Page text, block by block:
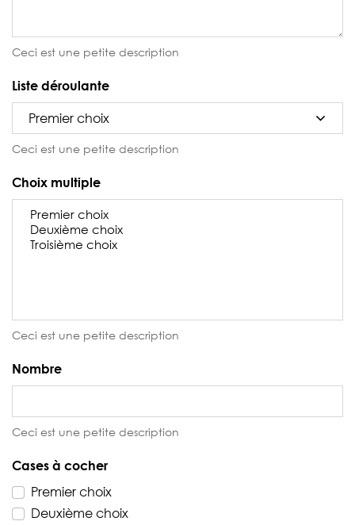
Ceci est une petite description
Liste déroulante
Ceci est une petite description
Choix multiple
Ceci est une petite description
Nombre
Ceci est une petite description
Cases à cocher
Premier choix
Deuxième choix